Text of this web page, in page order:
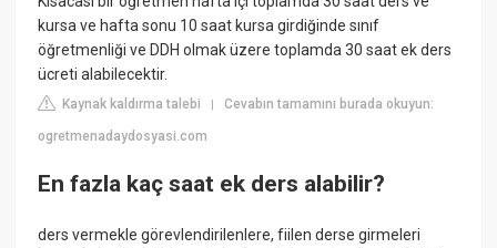
kursa ve hafta sonu 10 saat kursa girdiğinde sınıf
öğretmenliği ve DDH olmak üzere toplamda 30 saat ek ders
ücreti alabilecektir.
Kaynak kaldırma talebi |Cevabın tamamını burada okuyun:
ogretmenadaydosyasi.com
En fazla kaç saat ek ders alabilir?
ders vermekle görevlendirilenlere, fiilen derse girmeleri